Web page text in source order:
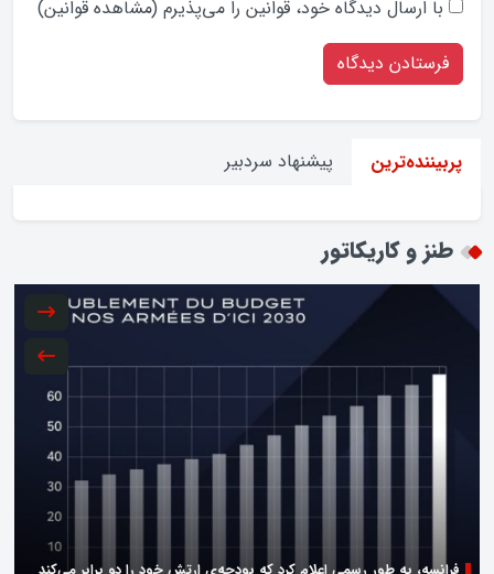
با ارسال دیدگاه‌ خود، قوانین را می‌پذیرم (مشاهده قوانین)
پربیننده‌ترین پیشنهاد سردبیر
طنز و کاریکاتور